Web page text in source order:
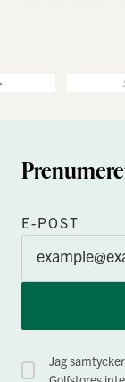
E-POST
Jag